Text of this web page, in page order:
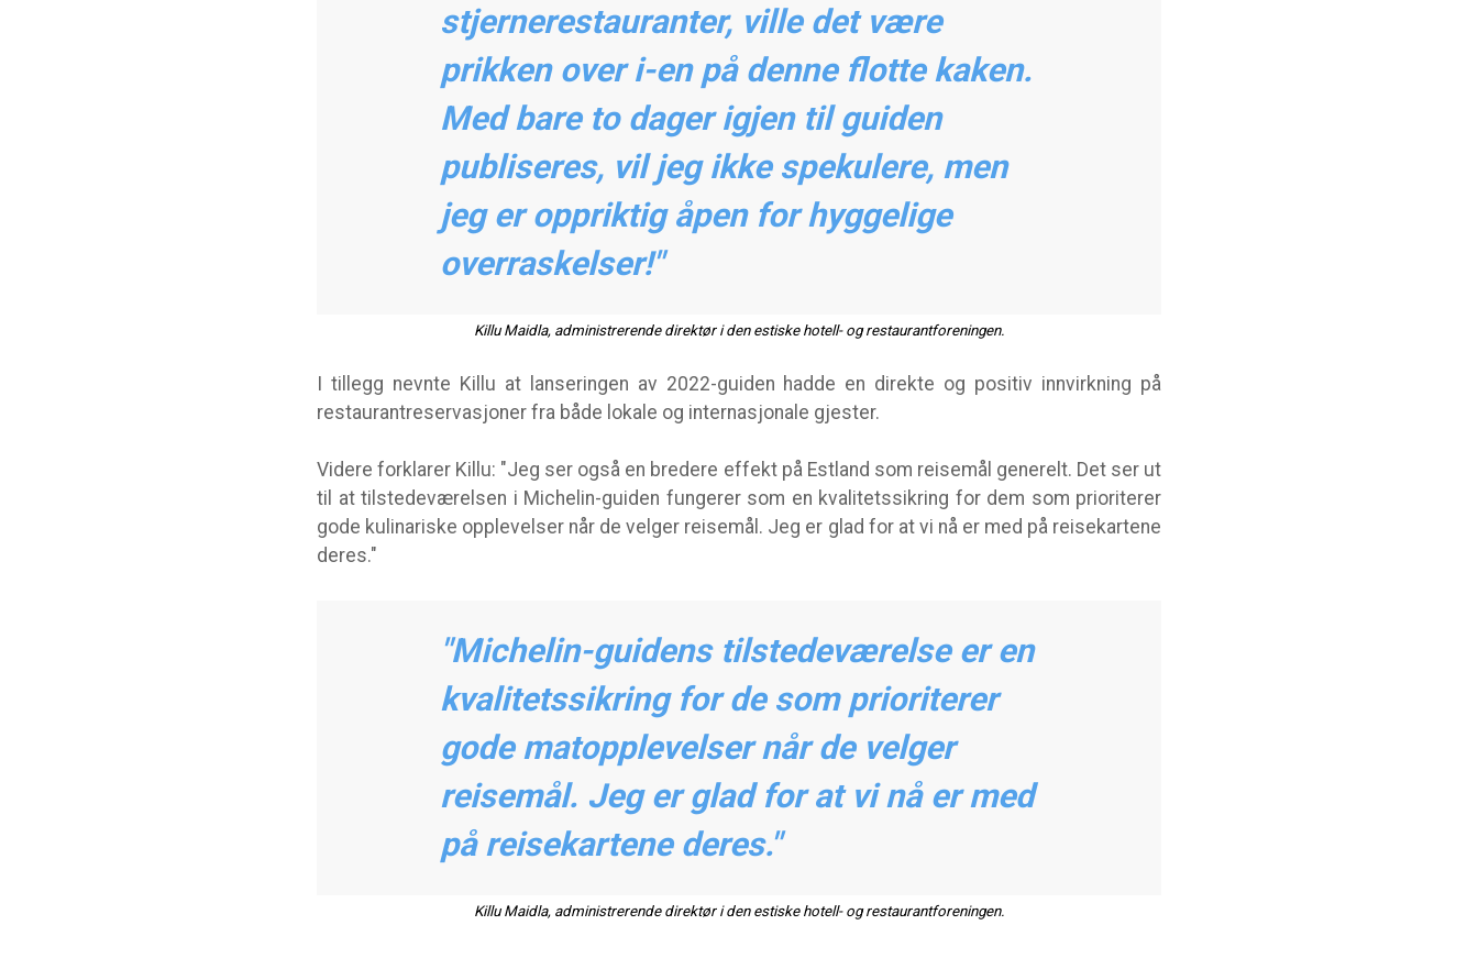
stjernerestauranter, ville det være
prikken over i-en på denne flotte kaken.
Med bare to dager igjen til guiden
publiseres, vil jeg ikke spekulere, men
jeg er oppriktig åpen for hyggelige
overraskelser!"
Killu Maidla, administrerende direktør i den estiske hotell- og restaurantforeningen.
I tillegg nevnte Killu at lanseringen av 2022-guiden hadde en direkte og positiv innvirkning på
restaurantreservasjoner fra både lokale og internasjonale gjester.
Videre forklarer Killu: "Jeg ser også en bredere effekt på Estland som reisemål generelt. Det ser ut
til at tilstedeværelsen i Michelin-guiden fungerer som en kvalitetssikring for dem som prioriterer
gode kulinariske opplevelser når de velger reisemål. Jeg er glad for at vi nå er med på reisekartene
deres."
"Michelin-guidens tilstedeværelse er en
kvalitetssikring for de som prioriterer
gode matopplevelser når de velger
reisemål. Jeg er glad for at vi nå er med
på reisekartene deres."
Killu Maidla, administrerende direktør i den estiske hotell- og restaurantforeningen.